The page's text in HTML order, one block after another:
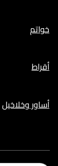
خواتم
أقراط
أساور وخلاخيل